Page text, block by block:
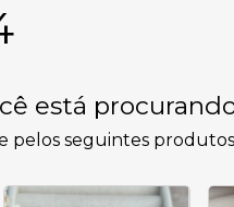
está
pelos seguintes